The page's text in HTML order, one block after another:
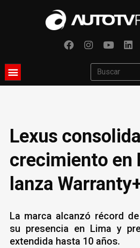
Lexus
crecimiento en
lanza
La marca alcanzó récord
su presencia en Lima y
extendida hasta 10 años.